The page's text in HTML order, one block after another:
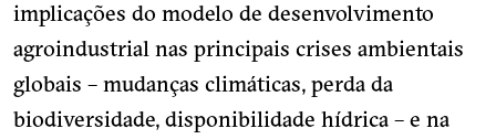
implicações do modelo de desenvolvimento
agroindustrial nas principais crises ambientais
globais – mudanças climáticas, perda da
biodiversidade, disponibilidade hídrica – e na